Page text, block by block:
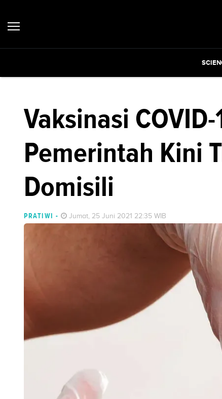
Vaksinasi
Pemerintah Kini
Domisili
PRATIWI - Jumat, 25 Juni 2021 22:35 WIB